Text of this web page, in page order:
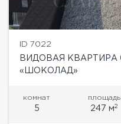
ID 7022
ВИДОВАЯ
«ШОКОЛАД»
комнат
5
площадь
247 м2